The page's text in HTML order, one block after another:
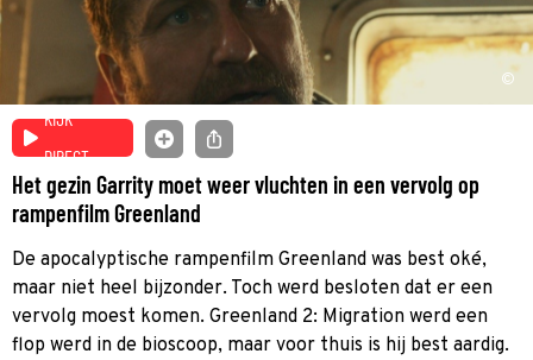
©
KIJK
DIRECT
Het gezin Garrity moet weer vluchten in een vervolg op
rampenfilm Greenland
De apocalyptische rampenfilm Greenland was best oké,
maar niet heel bijzonder. Toch werd besloten dat er een
vervolg moest komen. Greenland 2: Migration werd een
flop werd in de bioscoop, maar voor thuis is hij best aardig.